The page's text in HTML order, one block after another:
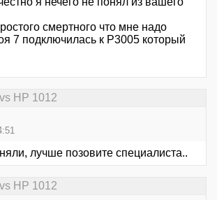
смертного что мне надо
7 подключилась к P3005 который
HP 1012
лучше позовите специалиста..
HP 1012